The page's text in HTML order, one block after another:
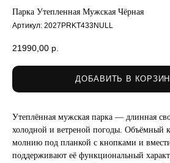
Парка Утепленная Мужская Чёрная
Артикул: 2027PRKT433NULL
21990,00 р.
ДОБАВИТЬ В
Утеплённая мужская парка — длинная
холодной и ветреной погоды. Объёмный
молнию под планкой с кнопками и
поддерживают её функциональный